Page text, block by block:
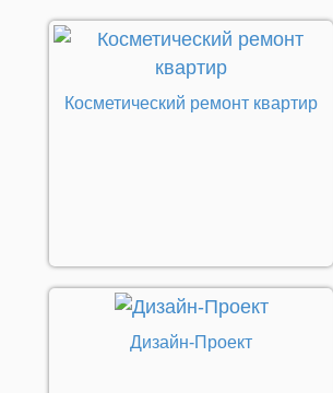
Косметический ремонт квартир
Дизайн-Проект